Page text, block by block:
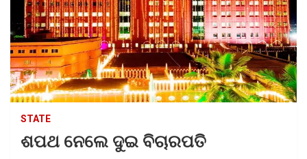
STATE
ଶପଥ ନେଲେ ଦୁଇ ବିଚାରପତି